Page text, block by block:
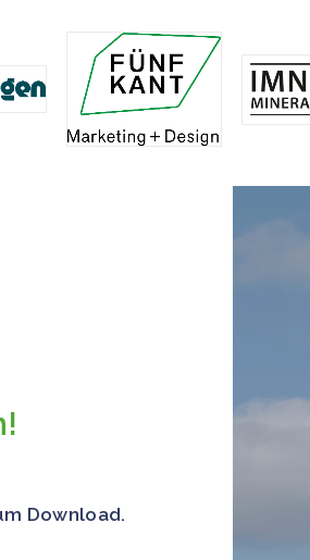
Download.